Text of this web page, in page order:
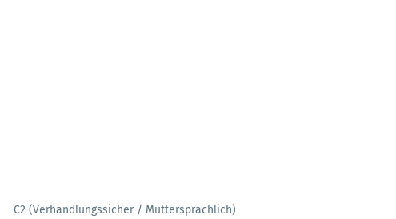
C2 (Verhandlungssicher / Muttersprachlich)